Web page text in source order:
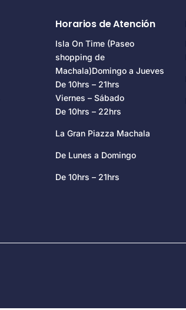
Horarios de Atención
Isla On Time (Paseo
shopping de
Machala)Domingo a Jueves
De 10hrs – 21hrs
Viernes – Sábado
De 10hrs – 22hrs
La Gran Piazza Machala
De Lunes a Domingo
De 10hrs – 21hrs